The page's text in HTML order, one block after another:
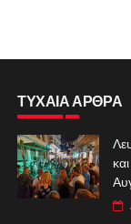
ΤΥΧΑΙΑ ΑΡΘΡΑ